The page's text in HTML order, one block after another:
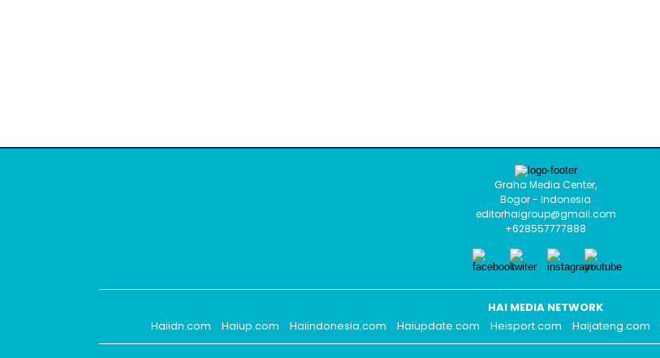
Graha Media Center,
Bogor - Indonesia
editorhaigroup@gmail.com
+628557777888
HAI MEDIA NETWORK
Haiidn.com
Haiup.com Haiindonesia.com Haiupdate.com Heisport.com Haijateng.com